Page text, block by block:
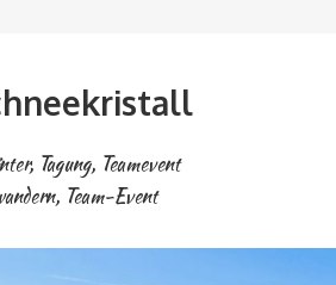
, Tagung, Teamevent
, Team-Event